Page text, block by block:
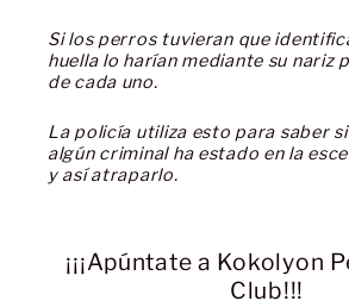
Si los perros tuvieran que
huella lo harían mediante su nariz
de cada uno.
La policía utiliza esto para saber
algún criminal ha estado en la
y así atraparlo.
¡¡¡Apúntate a Kokolyon
Club!!!